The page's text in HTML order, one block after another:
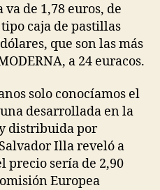
va de 1,78 euros, de
caja de pastillas
que son las más
a 24 euracos.
solo conocíamos el
desarrollada en la
distribuida por
Illa reveló a
precio sería de 2,90
Europea